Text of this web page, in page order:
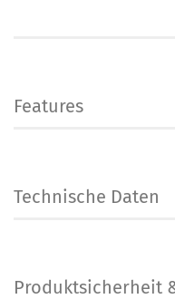
Features
Technische Daten
Produktsicherheit